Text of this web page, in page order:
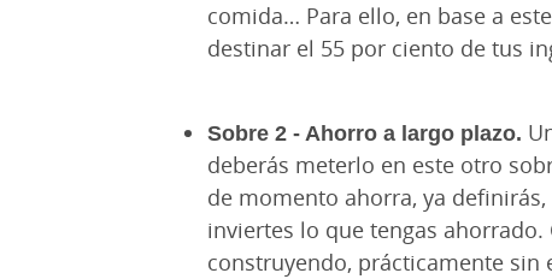
comida… Para ello, en base a
destinar el 55 por ciento de tus
Sobre 2 - Ahorro a largo plazo.
deberás meterlo en este otro
de momento ahorra, ya
inviertes lo que tengas
construyendo, prácticamente sin